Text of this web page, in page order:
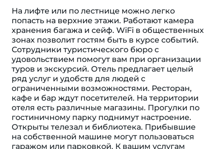
На лифте или по лестнице можно легко
попасть на верхние этажи. Работают камера
хранения багажа и сейф. WiFi в общественных
зонах позволит гостям быть в курсе событий.
Сотрудники туристического бюро с
удовольствием помогут вам при организации
туров и экскурсий. Отель предлагает целый
ряд услуг и удобств для людей с
ограниченными возможностями. Ресторан,
кафе и бар ждут посетителей. На территории
отеля есть различные магазины. Прогулки по
гостиничному парку поднимут настроение.
Открыты телезал и библиотека. Прибывшие
на собственной машине могут пользоваться
гаражом или парковкой. К вашим услугам